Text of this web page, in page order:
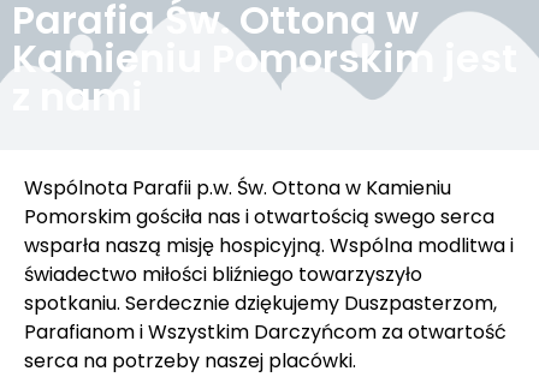
Parafia Św. Ottona w
Kamieniu Pomorskim jest
z nami
Wspólnota Parafii p.w. Św. Ottona w Kamieniu
Pomorskim gościła nas i otwartością swego serca
wsparła naszą misję hospicyjną. Wspólna modlitwa i
świadectwo miłości bliźniego towarzyszyło
spotkaniu. Serdecznie dziękujemy Duszpasterzom,
Parafianom i Wszystkim Darczyńcom za otwartość
serca na potrzeby naszej placówki.